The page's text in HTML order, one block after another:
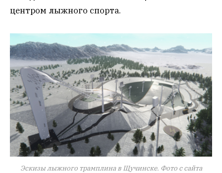
центром лыжного спорта.
Эскизы лыжного трамплина в Щучинске. Фото с сайта